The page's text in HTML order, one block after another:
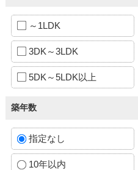
～1LDK
3DK～3LDK
5DK～5LDK以上
築年数
指定なし
10年以内